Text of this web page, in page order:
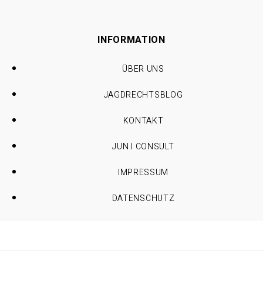
INFORMATION
ÜBER UNS
JAGDRECHTSBLOG
KONTAKT
JUN.I CONSULT
IMPRESSUM
DATENSCHUTZ